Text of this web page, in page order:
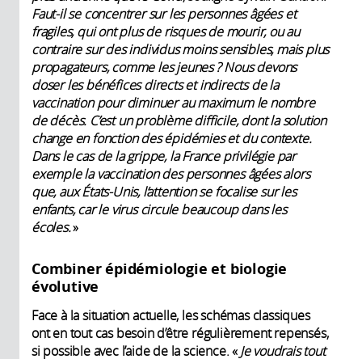
Faut-il se concentrer sur les personnes âgées et
fragiles, qui ont plus de risques de mourir, ou au
contraire sur des individus moins sensibles, mais plus
propagateurs, comme les jeunes ? Nous devons
doser les bénéfices directs et indirects de la
vaccination pour diminuer au maximum le nombre
de décès. C’est un problème difficile, dont la solution
change en fonction des épidémies et du contexte.
Dans le cas de la grippe, la France privilégie par
exemple la vaccination des personnes âgées alors
que, aux États-Unis, l’attention se focalise sur les
enfants, car le virus circule beaucoup dans les
écoles.»
Combiner épidémiologie et biologie
évolutive
Face à la situation actuelle, les schémas classiques
ont en tout cas besoin d’être régulièrement repensés,
si possible avec l’aide de la science. «Je voudrais tout